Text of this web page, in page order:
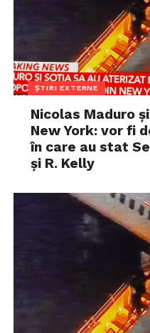
ȘTIRI EXTERNE
Nicolas Maduro
New York: vor fi
în care au stat
și R. Kelly